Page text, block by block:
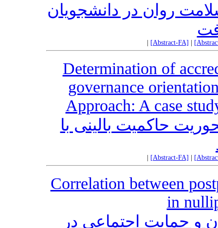
روان در دانشجویان
[Abstract-FA]
Determination of
governance
Approach: A case
حاکمیت بالینی با
[Abstract-FA]
Correlation between
in
و حمایت اجتماعی در